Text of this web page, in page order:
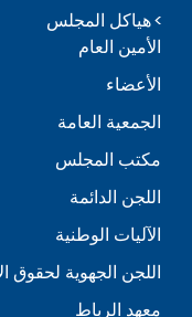
هياكل المجلس
الأمين العام
الأعضاء
الجمعية العامة
مكتب المجلس
اللجن الدائمة
الآليات الوطنية
اللجن الجهوية لحقوق
معهد الرباط